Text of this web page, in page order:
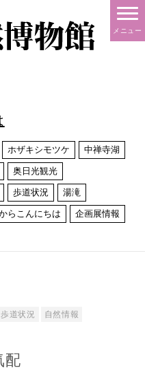
メニュー
ホザキシモツケ 中禅寺湖
奥日光観光
歩道状況 湯滝
らこんにちは 企画展情報
歩道状況 自然情報
配